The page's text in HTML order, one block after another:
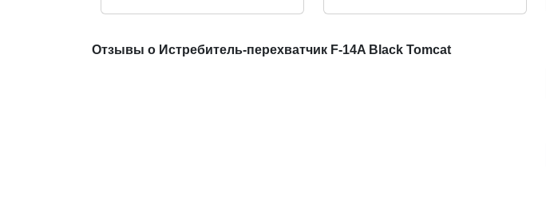
Отзывы о Истребитель-перехватчик F-14A Black Tomcat